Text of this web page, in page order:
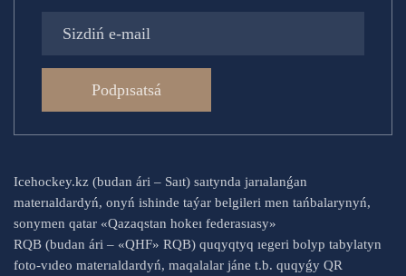
Podpısatsá
Icehockey.kz (budan ári – Saıt) saıtynda jarıalanǵan
materıaldardyń, onyń ishinde taýar belgileri men tańbalarynyń,
sonymen qatar «Qazaqstan hokeı federasıasy»
RQB (budan ári – «QHF» RQB) quqyqtyq ıegeri bolyp tabylatyn
foto-vıdeo materıaldardyń, maqalalar jáne t.b. quqyǵy QR